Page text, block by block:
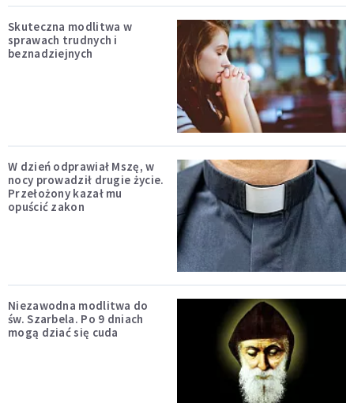
Skuteczna modlitwa w
sprawach trudnych i
beznadziejnych
W dzień odprawiał Mszę, w
nocy prowadził drugie życie.
Przełożony kazał mu
opuścić zakon
Niezawodna modlitwa do
św. Szarbela. Po 9 dniach
mogą dziać się cuda